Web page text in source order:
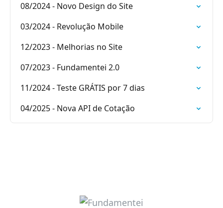
08/2024 - Novo Design do Site
03/2024 - Revolução Mobile
12/2023 - Melhorias no Site
07/2023 - Fundamentei 2.0
11/2024 - Teste GRÁTIS por 7 dias
04/2025 - Nova API de Cotação